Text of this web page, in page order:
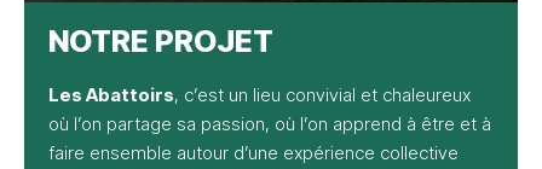
NOTRE PROJET
Les Abattoirs, c’est un lieu convivial et chaleureux
où l’on partage sa passion, où l’on apprend à être et à
faire ensemble autour d’une expérience collective